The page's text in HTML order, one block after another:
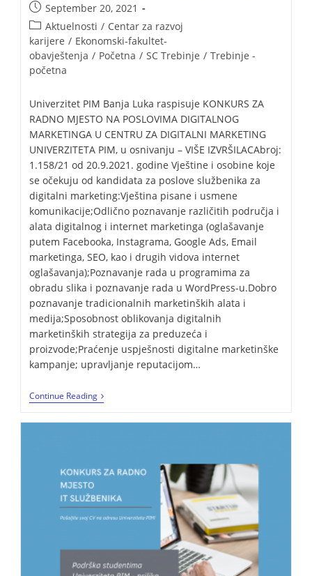
September 20, 2021
Aktuelnosti / Centar za razvoj
karijere / Ekonomski-fakultet-
obavještenja / Početna / SC Trebinje / Trebinje -
početna
Univerzitet PIM Banja Luka raspisuje KONKURS ZA
RADNO MJESTO NA POSLOVIMA DIGITALNOG
MARKETINGA U CENTRU ZA DIGITALNI MARKETING
UNIVERZITETA PIM, u osnivanju – VIŠE IZVRŠILACAbroj:
1.158/21 od 20.9.2021. godine Vještine i osobine koje
se očekuju od kandidata za poslove službenika za
digitalni marketing:Vještina pisane i usmene
komunikacije;Odlično poznavanje različitih područja i
alata digitalnog i internet marketinga (oglašavanje
putem Facebooka, Instagrama, Google Ads, Email
marketinga, SEO, kao i drugih vidova internet
oglašavanja);Poznavanje rada u programima za
obradu slika i poznavanje rada u WordPress-u.Dobro
poznavanje tradicionalnih marketinških alata i
medija;Sposobnost oblikovanja digitalnih
marketinških strategija za preduzeća i
proizvode;Praćenje uspješnosti digitalne marketinške
kampanje; upravljanje reputacijom…
Continue Reading